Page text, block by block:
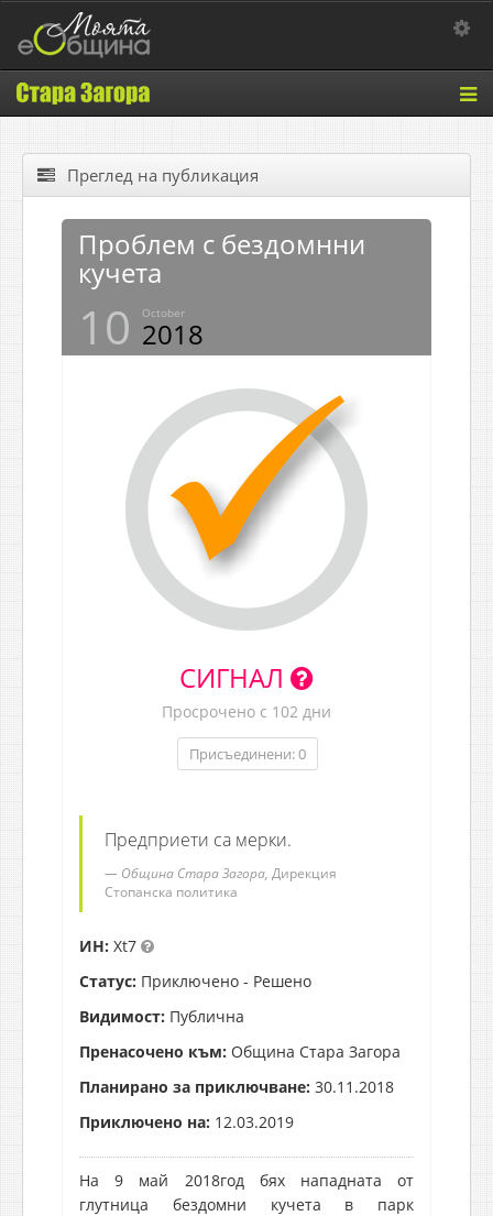
Преглед на публикация
Проблем с бездомнни
кучета
10 October
2018
СИГНАЛ
Просрочено с 102 дни
Присъединени: 0
Предприети са мерки.
Община Стара Загора, Дирекция
Стопанска политика
ИН: Xt7
Статус: Приключено - Решено
Видимост: Публична
Пренасочено към: Община Стара Загора
Планирано за приключване: 30.11.2018
Приключено на: 12.03.2019
На 9 май 2018год бях нападната от
глутница бездомни кучета в парк